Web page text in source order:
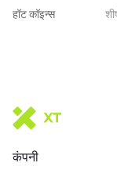
हॉट कॉइन्स
कंपनी